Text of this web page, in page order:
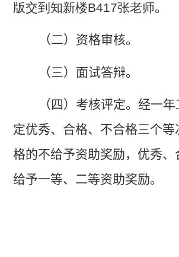
版交到知新楼B417张老师。
（二）资格审核。
（三）面试答辩。
（四）考核评定。经一
定优秀、合格、不合格三个等
格的不给予资助奖励，优秀、
给予一等、二等资助奖励。